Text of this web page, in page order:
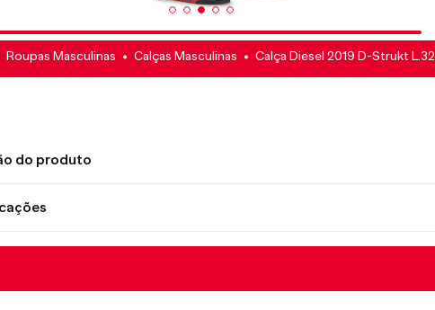
Roupas Masculinas Calças Masculinas Calça Diesel 2019 D-Strukt L.32
do produto